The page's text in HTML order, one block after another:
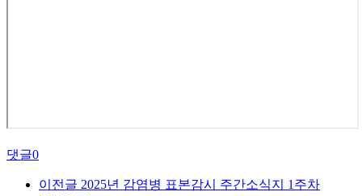
댓글0
이전글 2025년 감염병 표본감시 주간소식지 1주차